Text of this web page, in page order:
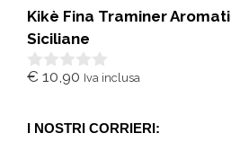
u
5
Kikè Fina Traminer
Siciliane
0
5
€ 10,90 Iva inclusa
I NOSTRI CORRIERI: